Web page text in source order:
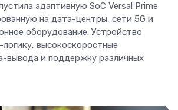
адаптивную SoC Versal Prime
на дата-центры, сети 5G и
оборудование. Устройство
высокоскоростные
вывода и поддержку различных